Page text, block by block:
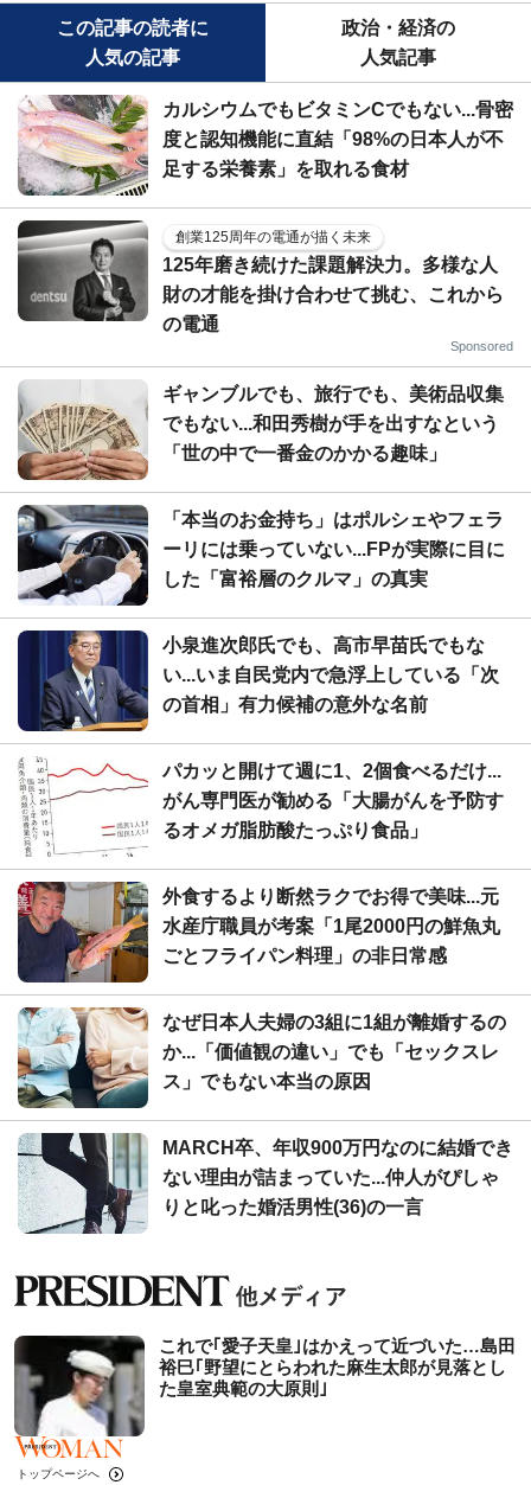
この記事の読者に
人気の記事
政治・経済の
人気記事
カルシウムでもビタミンCでもない...骨密
度と認知機能に直結「98%の日本人が不
足する栄養素」を取れる食材
創業125周年の電通が描く未来
125年磨き続けた課題解決力。多様な人
財の才能を掛け合わせて挑む、これから
の電通
Sponsored
ギャンブルでも、旅行でも、美術品収集
でもない...和田秀樹が手を出すなという
「世の中で一番金のかかる趣味」
「本当のお金持ち」はポルシェやフェラ
ーリには乗っていない...FPが実際に目に
した「富裕層のクルマ」の真実
小泉進次郎氏でも、高市早苗氏でもな
い...いま自民党内で急浮上している「次
の首相」有力候補の意外な名前
パカッと開けて週に1、2個食べるだけ...
がん専門医が勧める「大腸がんを予防す
るオメガ脂肪酸たっぷり食品」
外食するより断然ラクでお得で美味...元
水産庁職員が考案「1尾2000円の鮮魚丸
ごとフライパン料理」の非日常感
なぜ日本人夫婦の3組に1組が離婚するの
か...「価値観の違い」でも「セックスレ
ス」でもない本当の原因
MARCH卒、年収900万円なのに結婚でき
ない理由が詰まっていた...仲人がぴしゃ
りと叱った婚活男性(36)の一言
これで｢愛子天皇｣はかえって近づいた…島田
裕巳｢野望にとらわれた麻生太郎が見落とし
た皇室典範の大原則｣
トップページへ